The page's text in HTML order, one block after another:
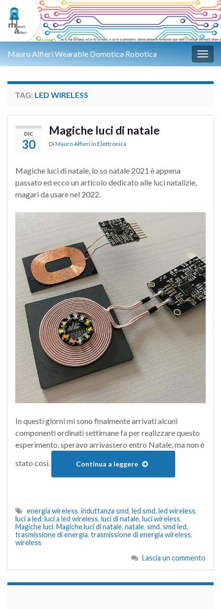
Mauro Alfieri Wearable Domotica Robotica
TAG: LED WIRELESS
DIC
30
Magiche luci di natale
DiMauro Alfieri in Elettronica
Magiche luci di natale, lo so natale 2021 è appena
passato ed ecco un articolo dedicato alle luci natalizie,
magari da usare nel 2022.
In questi giorni mi sono finalmente arrivati alcuni
componenti ordinati settimane fa per realizzare questo
esperimento, speravo arrivassero entro Natale, ma non è
stato così.
Continua a leggere
energia wireless, induttanza smd, led smd, led wireless,
luci a led, luci a led wireless, luci di natale, luci wireless,
Magiche luci, Magiche luci di natale, natale, smd, smd led,
trasmissione di energia, trasmissione di energia wireless,
wireless
Lascia un commento